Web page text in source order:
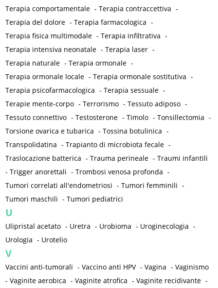
Terapia comportamentale -Terapia contraccettiva -
Terapia del dolore -Terapia farmacologica -
Terapia fisica multimodale -Terapia infiltrativa -
Terapia intensiva neonatale -Terapia laser -
Terapia naturale -Terapia ormonale -
Terapia ormonale locale -Terapia ormonale sostitutiva -
Terapia psicofarmacologica -Terapia sessuale -
Terapie mente-corpo -Terrorismo -Tessuto adiposo -
Tessuto connettivo -Testosterone -Timolo -Tonsillectomia -
Torsione ovarica e tubarica -Tossina botulinica -
Transpolidatina -Trapianto di microbiota fecale -
Traslocazione batterica -Trauma perineale -Traumi infantili
-Trigger anorettali -Trombosi venosa profonda -
Tumori correlati all'endometriosi -Tumori femminili -
Tumori maschili -Tumori pediatrici
U
Ulipristal acetato - Uretra - Urobioma - Uroginecologia -
Urologia - Urotelio
V
Vaccini anti-tumorali -Vaccino anti HPV -Vagina -Vaginismo
-Vaginite aerobica -Vaginite atrofica -Vaginite recidivante -